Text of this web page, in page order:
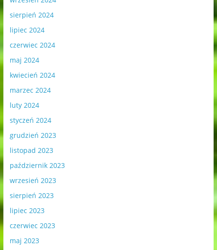
sierpień 2024
lipiec 2024
czerwiec 2024
maj 2024
kwiecień 2024
marzec 2024
luty 2024
styczeń 2024
grudzień 2023
listopad 2023
październik 2023
wrzesień 2023
sierpień 2023
lipiec 2023
czerwiec 2023
maj 2023